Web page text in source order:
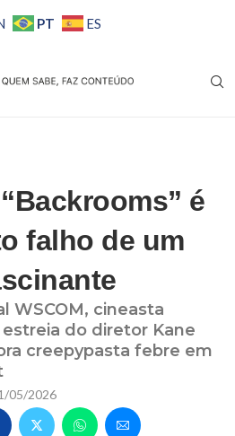
PT ES
é
falho de um
WSCOM, cineasta
do diretor Kane
creepypasta febre em
05/2026